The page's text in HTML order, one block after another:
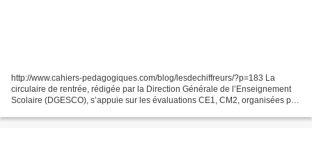
http://www.cahiers-pedagogiques.com/blog/lesdechiffreurs/?p=183 La
circulaire de rentrée, rédigée par la Direction Générale de l’Enseignement
Scolaire (DGESCO), s’appuie sur les évaluations CE1, CM2, organisées par